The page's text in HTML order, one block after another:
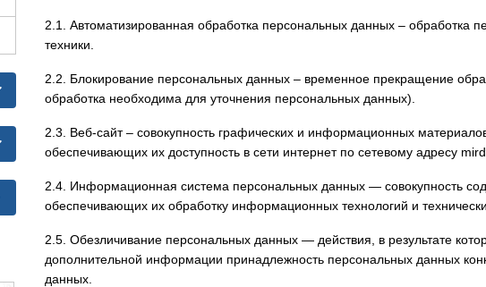
2.1. Автоматизированная обработка персональных данных – обработка
техники.
2.2. Блокирование персональных данных – временное прекращение
обработка необходима для уточнения персональных данных).
2.3. Веб-сайт – совокупность графических и информационных
обеспечивающих их доступность в сети интернет по сетевому адресу
2.4. Информационная система персональных данных — совокупность
обеспечивающих их обработку информационных технологий и
2.5. Обезличивание персональных данных — действия, в результате
дополнительной информации принадлежность персональных данных
данных.